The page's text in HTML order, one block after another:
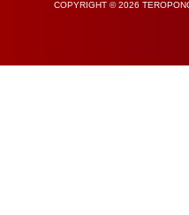
COPYRIGHT © 2026